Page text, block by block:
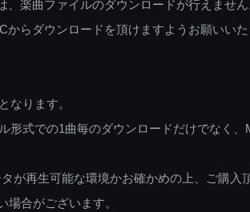
楽曲ファイルのダウンロードが行えません
らダウンロードを頂けますようお願いいた
なります。
式での1曲毎のダウンロードだけでなく
再生可能な環境かお確かめの上、ご購入
合がございます。